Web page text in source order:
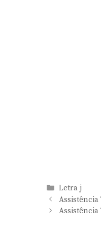
Categorias
Letra j